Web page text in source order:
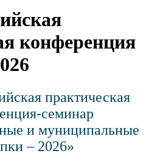
конференция
практическая
семинар
и муниципальные
– 2026»